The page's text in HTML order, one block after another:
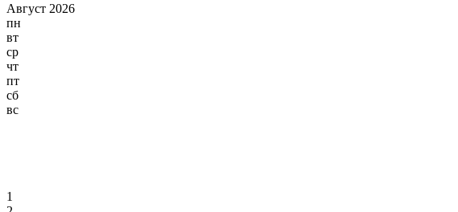
Август 2026
пн
вт
ср
чт
пт
сб
вс
1